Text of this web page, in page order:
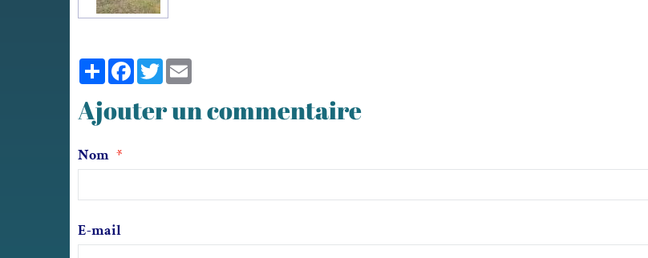
PartagerFacebook
Twitter
Ajouter un commentaire
Nom
E-mail